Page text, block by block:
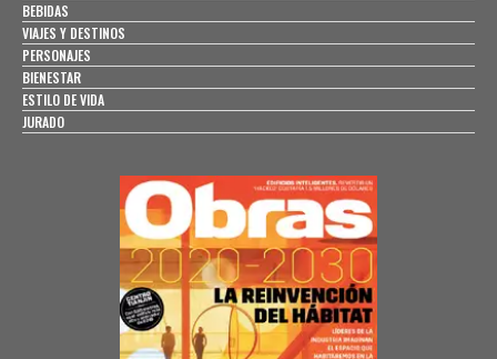
BEBIDAS
VIAJES Y DESTINOS
PERSONAJES
BIENESTAR
ESTILO DE VIDA
JURADO